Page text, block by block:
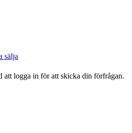
sälja
att logga in för att skicka din förfrågan.